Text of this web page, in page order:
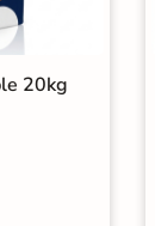
20kg